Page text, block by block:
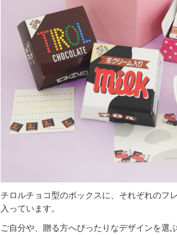
チロルチョコ型のボックスに、それぞれのフ
入っています。
ご自分や、贈る方へぴったりなデザインを選